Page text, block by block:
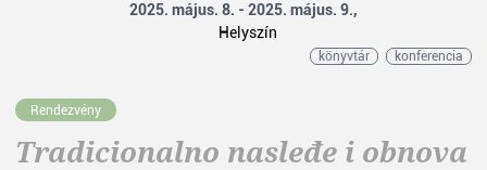
2025. május. 8. - 2025. május. 9.,
Helyszín
könyvtár konferencia
Rendezvény
Tradicionalno nasleđe i obnova